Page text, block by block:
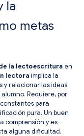
la
metas
la lectoescritura en
lectora implica la
y relacionar las ideas
Requiere, por
para
pura. Un buen
comprensión y es
alguna dificultad.